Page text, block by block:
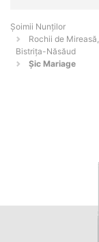
Șoimii Nunților
Rochii de
Bistriţa-Năsăud
Șic Mariage